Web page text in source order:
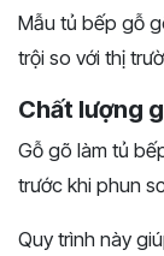
Mẫu tủ bếp gỗ
trội so với thị
Chất lượng
Gỗ gõ làm tủ
trước khi phun
Quy trình này